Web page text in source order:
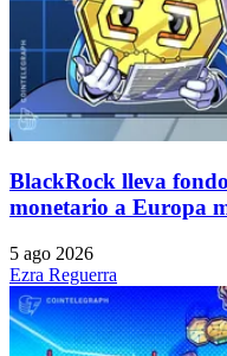
BlackRock lleva
monetario a Europa
5 ago 2026
Ezra Reguerra